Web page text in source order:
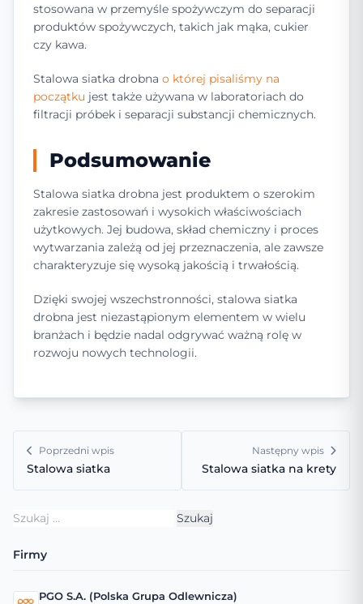
stosowana w przemyśle spożywczym do separacji
produktów spożywczych, takich jak mąka, cukier
czy kawa.
Stalowa siatka drobna o której pisaliśmy na
początku jest także używana w laboratoriach do
filtracji próbek i separacji substancji chemicznych.
Podsumowanie
Stalowa siatka drobna jest produktem o szerokim
zakresie zastosowań i wysokich właściwościach
użytkowych. Jej budowa, skład chemiczny i proces
wytwarzania zależą od jej przeznaczenia, ale zawsze
charakteryzuje się wysoką jakością i trwałością.
Dzięki swojej wszechstronności, stalowa siatka
drobna jest niezastąpionym elementem w wielu
branżach i będzie nadal odgrywać ważną rolę w
rozwoju nowych technologii.
Poprzedni wpis
Stalowa siatka
Następny wpis
Stalowa siatka na krety
Szukaj:
Firmy
PGO S.A. (Polska Grupa Odlewnicza)